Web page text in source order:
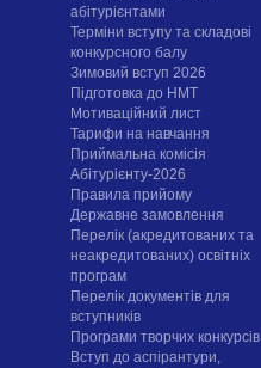
абітурієнтами
Терміни вступу та складові
конкурсного балу
Зимовий вступ 2026
Підготовка до НМТ
Мотиваційний лист
Тарифи на навчання
Приймальна комісія
Абітурієнту-2026
Правила прийому
Державне замовлення
Перелік (акредитованих та
неакредитованих) освітніх
програм
Перелік документів для
вступників
Програми творчих конкурсiв
Вступ до аспірантури,